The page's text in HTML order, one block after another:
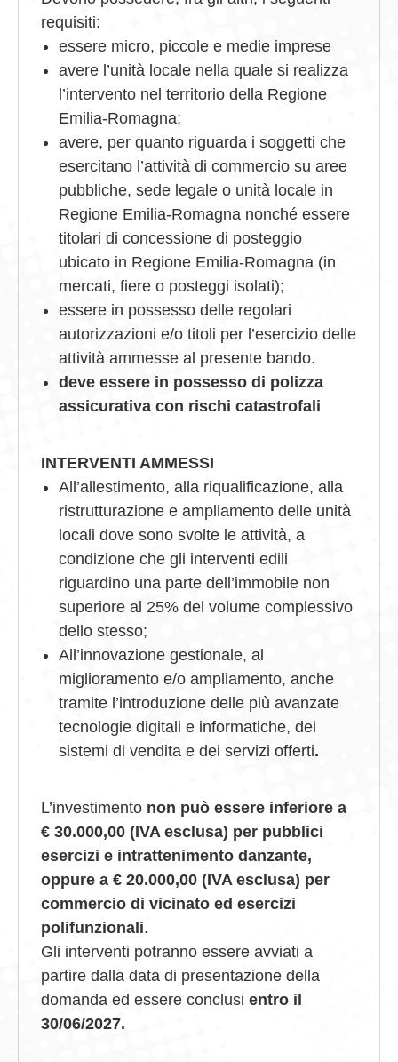
requisiti:
essere micro, piccole e medie imprese
avere l’unità locale nella quale si realizza
l’intervento nel territorio della Regione
Emilia-Romagna;
avere, per quanto riguarda i soggetti che
esercitano l’attività di commercio su aree
pubbliche, sede legale o unità locale in
Regione Emilia-Romagna nonché essere
titolari di concessione di posteggio
ubicato in Regione Emilia-Romagna (in
mercati, fiere o posteggi isolati);
essere in possesso delle regolari
autorizzazioni e/o titoli per l’esercizio delle
attività ammesse al presente bando.
deve essere in possesso di polizza
assicurativa con rischi catastrofali
INTERVENTI AMMESSI
All’allestimento, alla riqualificazione, alla
ristrutturazione e ampliamento delle unità
locali dove sono svolte le attività, a
condizione che gli interventi edili
riguardino una parte dell’immobile non
superiore al 25% del volume complessivo
dello stesso;
All’innovazione gestionale, al
miglioramento e/o ampliamento, anche
tramite l’introduzione delle più avanzate
tecnologie digitali e informatiche, dei
sistemi di vendita e dei servizi offerti.
L’investimento non può essere inferiore a
€ 30.000,00 (IVA esclusa) per pubblici
esercizi e intrattenimento danzante,
oppure a € 20.000,00 (IVA esclusa) per
commercio di vicinato ed esercizi
polifunzionali.
Gli interventi potranno essere avviati a
partire dalla data di presentazione della
domanda ed essere conclusi entro il
30/06/2027.